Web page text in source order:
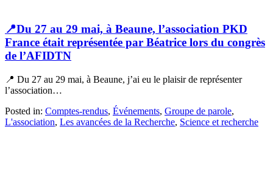
📍Du 27 au 29 mai, à Beaune, l’association PKD
France était représentée par Béatrice lors du congrès
de l’AFIDTN
📍 Du 27 au 29 mai, à Beaune, j’ai eu le plaisir de représenter
l’association…
Posted in: Comptes-rendus, Événements, Groupe de parole,
L'association, Les avancées de la Recherche, Science et recherche